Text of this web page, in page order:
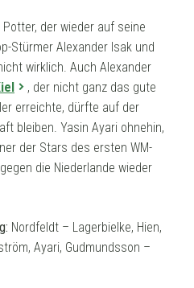
der wieder auf seine
Stürmer Alexander Isak und
wirklich. Auch Alexander
, der nicht ganz das gute
erreichte, dürfte auf der
bleiben. Yasin Ayari ohnehin,
der Stars des ersten WM-
die Niederlande wieder
Nordfeldt – Lagerbielke, Hien,
Ayari, Gudmundsson –